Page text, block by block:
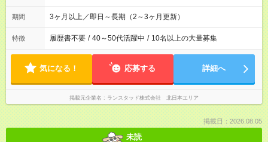
期間 3ヶ月以上／即日～長期（2～3ヶ月更新）
特徴 履歴書不要 / 40～50代活躍中 / 10名以上の大量募集
気になる！ 応募する 詳細へ
掲載元企業名 ランスタッド株式会社 北日本エリア
掲載日：2026.08.05
未読